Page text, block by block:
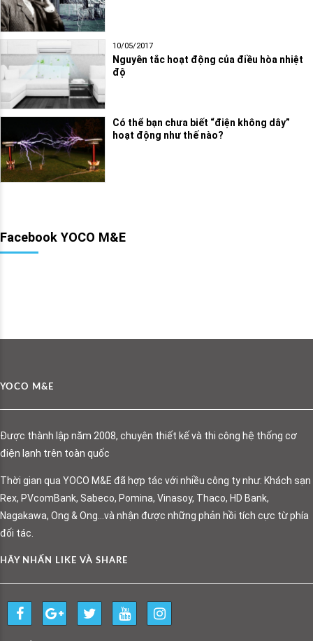
10/05/2017
Nguyên tắc hoạt động của điều hòa nhiệt
độ
Có thể bạn chưa biết “điện không dây”
hoạt động như thế nào?
Facebook YOCO M&E
YOCO M&E
Được thành lập năm 2008, chuyên thiết kế và thi công hệ thống cơ
điện lạnh trên toàn quốc
Thời gian qua YOCO M&E đã hợp tác với nhiều công ty như: Khách sạn
Rex, PVcomBank, Sabeco, Pomina, Vinasoy, Thaco, HD Bank,
Nagakawa, Ong & Ong…và nhận được những phản hồi tích cực từ phía
đối tác.
HÃY NHẤN LIKE VÀ SHARE